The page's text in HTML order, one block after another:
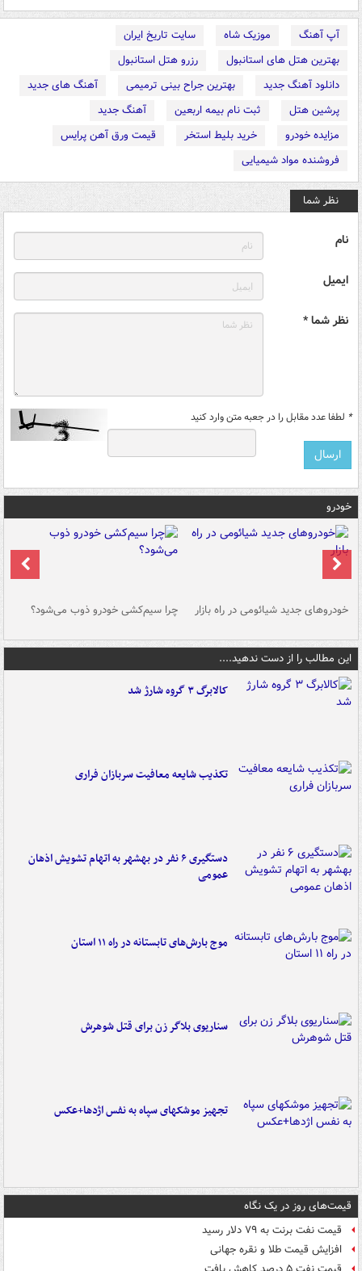
آپ آهنگ موزیک شاه
سایت تاریخ ایران
بهترین هتل های استانبول
رزرو هتل استانبول
دانلود آهنگ جدید
بهترین جراح بینی ترمیمی
آهنگ های جدید
پرشین هتل
ثبت نام بیمه اربعین
آهنگ جدید
مزایده خودرو
خرید بلیط استخر
قیمت ورق آهن پرایس
فروشنده مواد شیمیایی
نظر شما
نام
ایمیل
نظر شما *
* لطفا عدد مقابل را در جعبه متن وارد کنید
خودرو
خودروهای جدید شیائومی در راه بازار چرا سیم‌کشی خودرو ذوب می‌شود؟
این مطالب را از دست ندهید....
کالابرگ ۳ گروه شارژ شد
تکذیب شایعه معافیت سربازان فراری
دستگیری ۶ نفر در بهشهر به اتهام تشویش اذهان
عمومی
موج بارش‌های تابستانه در راه ۱۱ استان
سناریوی بلاگر زن برای قتل شوهرش
تجهیز موشکهای سپاه به نفس اژدها+عکس
قیمت‌های روز در یک نگاه
قیمت نفت برنت به ۷۹ دلار رسید
افزایش قیمت طلا و نقره جهانی